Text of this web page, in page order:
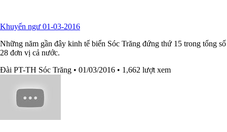
Khuyến ngư 01-03-2016
Những năm gần đây kinh tế biển Sóc Trăng đứng thứ 15 trong tổng số
28 đơn vị cả nước.
Đài PT-TH Sóc Trăng • 01/03/2016 • 1,662 lượt xem